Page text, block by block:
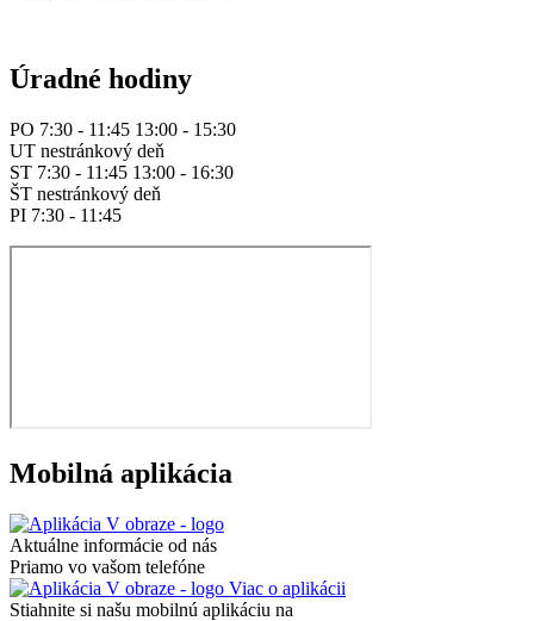
Úradné hodiny
PO 7:30 - 11:45 13:00 - 15:30
UT nestránkový deň
ST 7:30 - 11:45 13:00 - 16:30
ŠT nestránkový deň
PI 7:30 - 11:45
Mobilná aplikácia
Aktuálne informácie od nás
Priamo vo vašom telefóne
Viac o aplikácii
Stiahnite si našu mobilnú aplikáciu na